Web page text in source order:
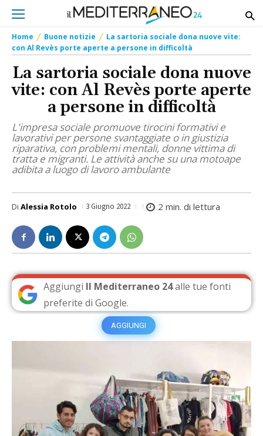
Home Buone notizie
La sartoria sociale dona nuove vite:
con Al Revès porte aperte a persone in difficoltà
La sartoria sociale dona nuove
vite: con Al Revès porte aperte
a persone in difficoltà
L'impresa sociale promuove tirocini formativi e
lavorativi per persone svantaggiate o in giustizia
riparativa, con problemi mentali, donne vittima di
tratta e migranti. Le attività anche su una motoape
adibita a luogo di lavoro ambulante
Di Alessia Rotolo 3 Giugno 2022 2 min. di lettura
Aggiungi Il Mediterraneo 24alle tue fonti
preferite di Google.
AGGIUNGI